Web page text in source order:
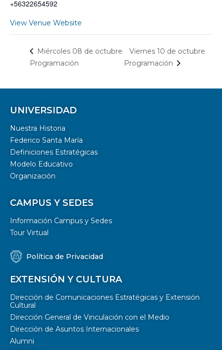
+56322654592
View Venue Website
Miércoles 08 de octubre
Programación
Viernes 10 de octubre
Programación
UNIVERSIDAD
Nuestra Historia
Federico Santa María
Definiciones Estratégicas
Modelo Educativo
Organización
CAMPUS Y SEDES
Información Campus y Sedes
Tour Virtual
Política de Privacidad
EXTENSIÓN Y CULTURA
Dirección de Comunicaciones Estratégicas y Extensión
Cultural
Dirección General de Vinculación con el Medio
Dirección de Asuntos Internacionales
Alumni